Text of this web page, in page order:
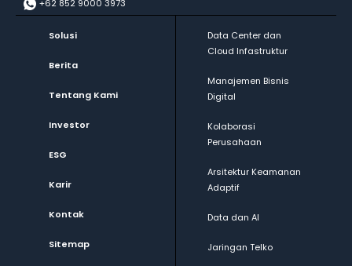
+62 852 9000 3973
Solusi
Berita
Tentang Kami
Investor
ESG
Karir
Kontak
Sitemap
Data Center dan
Cloud Infastruktur
Manajemen Bisnis
Digital
Kolaborasi
Perusahaan
Arsitektur Keamanan
Adaptif
Data dan AI
Jaringan Telko